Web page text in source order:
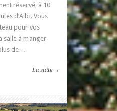
réservé, à 10
d’Albi. Vous
pour vos
salle à manger
de…
La suite →